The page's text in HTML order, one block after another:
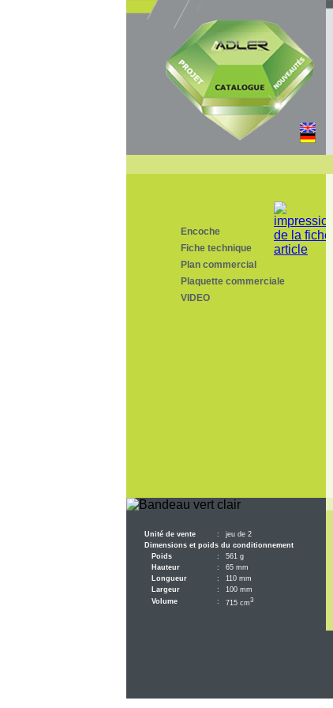
Encoche
Fiche technique
Plan commercial
Plaquette commerciale
VIDEO
Unité de vente :
jeu de 2
Dimensions et poids du conditionnement
Poids
:
561 g
Hauteur
:
65 mm
Longueur
:
110 mm
Largeur
:
100 mm
Volume
: 715 cm3